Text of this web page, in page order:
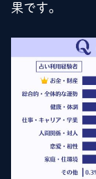
果です。